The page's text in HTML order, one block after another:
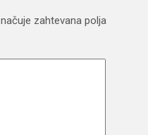
zahtevana polja